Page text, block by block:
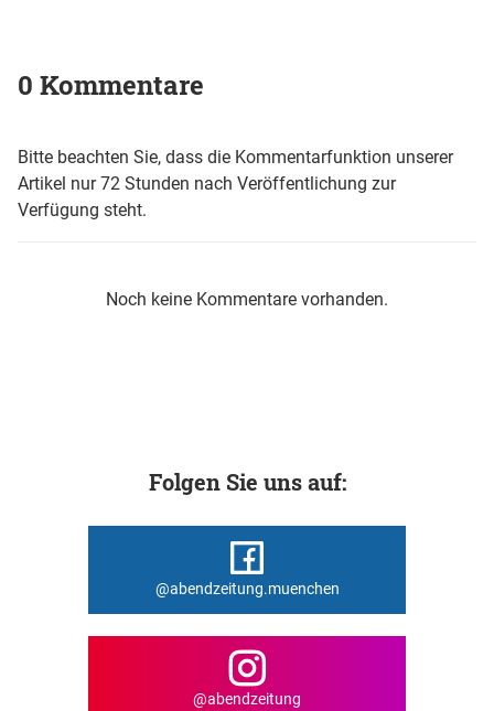
0 Kommentare
Bitte beachten Sie, dass die Kommentarfunktion unserer
Artikel nur 72 Stunden nach Veröffentlichung zur
Verfügung steht.
Noch keine Kommentare vorhanden.
Folgen Sie uns auf:
@abendzeitung.muenchen
@abendzeitung